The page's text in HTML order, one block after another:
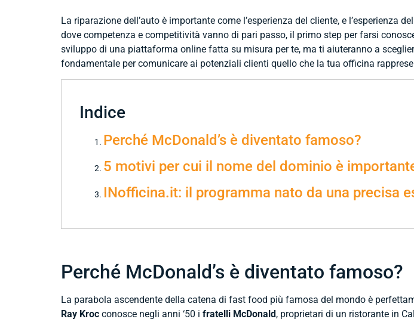
La riparazione dell’auto è importante come l’esperienza del cliente, e l’esperienza
dove competenza e competitività vanno di pari passo, il primo step per farsi
sviluppo di una piattaforma online fatta su misura per te, ma ti aiuteranno a
fondamentale per comunicare ai potenziali clienti quello che la tua officina
Indice
Perché McDonald’s è diventato famoso?
5 motivi per cui il nome del dominio è
INofficina.it: il programma nato da una precisa
Perché McDonald’s è diventato famoso?
La parabola ascendente della catena di fast food più famosa del mondo è
Ray Kroc conosce negli anni ‘50 i fratelli McDonald , proprietari di un ristorante in